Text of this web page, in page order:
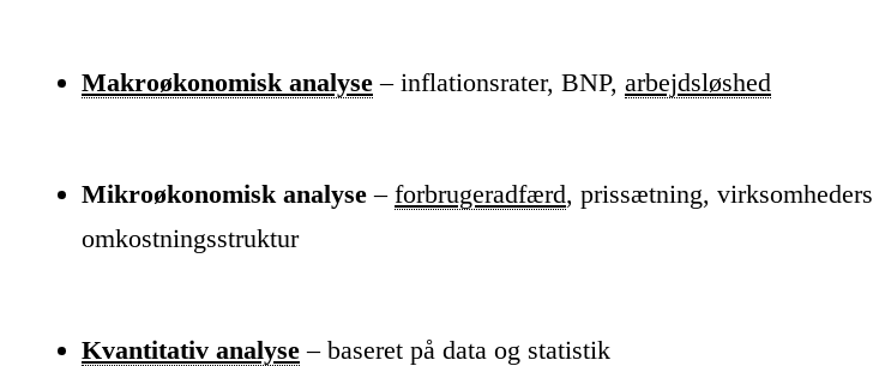
Makroøkonomisk analyse – inflationsrater, BNP, arbejdsløshed
Mikroøkonomisk analyse – forbrugeradfærd, prissætning, virksomheders
omkostningsstruktur
Kvantitativ analyse – baseret på data og statistik